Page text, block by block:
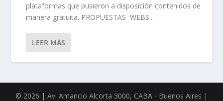
plataformas que pusieron a disposición contenidos de
manera gratuita. PROPUESTAS WEBS...
LEER MÁS
© 2026 | Av. Amancio Alcorta 3000, CABA - Buenos Aires |